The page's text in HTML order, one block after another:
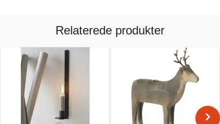
Relaterede produkter